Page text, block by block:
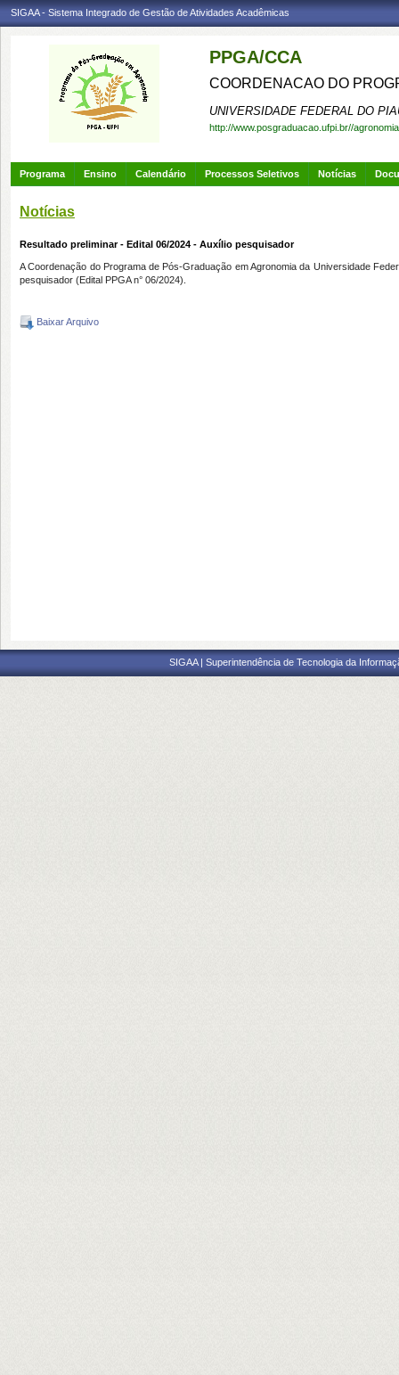
SIGAA - Sistema Integrado de Gestão de Atividades Acadêmicas
PPGA/CCA
COORDENACAO DO
UNIVERSIDADE FEDERAL DO
http://www.posgraduacao.ufpi.br//agronomia
Programa Ensino Calendário Processos Seletivos Notícias
Notícias
Resultado preliminar - Edital 06/2024 - Auxílio pesquisador
A Coordenação do Programa de Pós-Graduação em Agronomia da Universidade
pesquisador (Edital PPGA n° 06/2024).
Baixar Arquivo
SIGAA | Superintendência de Tecnologia da